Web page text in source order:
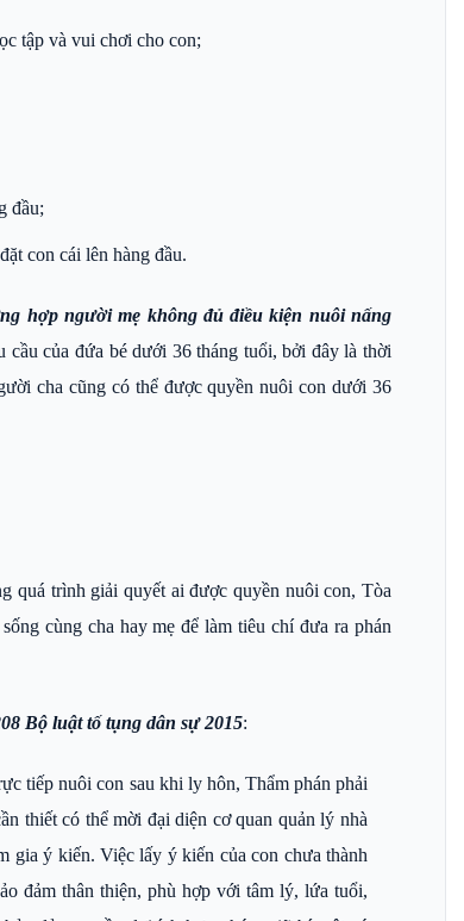
tập và vui chơi cho con;
đầu;
con cái lên hàng đầu.
hợp người mẹ không đủ điều kiện nuôi nấng
của đứa bé dưới 36 tháng tuổi, bởi đây là thời
cha cũng có thể được quyền nuôi con dưới 36
quá trình giải quyết ai được quyền nuôi con, Tòa
cùng cha hay mẹ để làm tiêu chí đưa ra phán
Bộ luật tố tụng dân sự 2015:
tiếp nuôi con sau khi ly hôn, Thẩm phán phải
thiết có thể mời đại diện cơ quan quản lý nhà
gia ý kiến. Việc lấy ý kiến của con chưa thành
đảm thân thiện, phù hợp với tâm lý, lứa tuổi,